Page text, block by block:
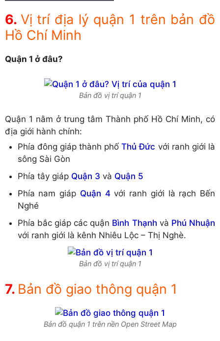
Vị trí địa lý quận 1 trên bản đồ
Hồ Chí Minh
Quận 1 ở đâu?
Bản đồ vị trí quận 1
Quận 1 nằm ở trung tâm Thành phố Hồ Chí Minh, có
địa giới hành chính:
Phía đông giáp thành phốThủ Đức với ranh giới là
sông Sài Gòn
Phía tây giáp Quận 3 và Quận 5
Phía nam giáp Quận 4với ranh giới là rạch Bến
Nghé
Phía bắc giáp các quận Bình Thạnh và Phú Nhuận
với ranh giới là kênh Nhiêu Lộc – Thị Nghè.
Bản đồ vị trí quận 1
Bản đồ giao thông quận 1
Bản đồ quận 1 trên nền Open Street Map